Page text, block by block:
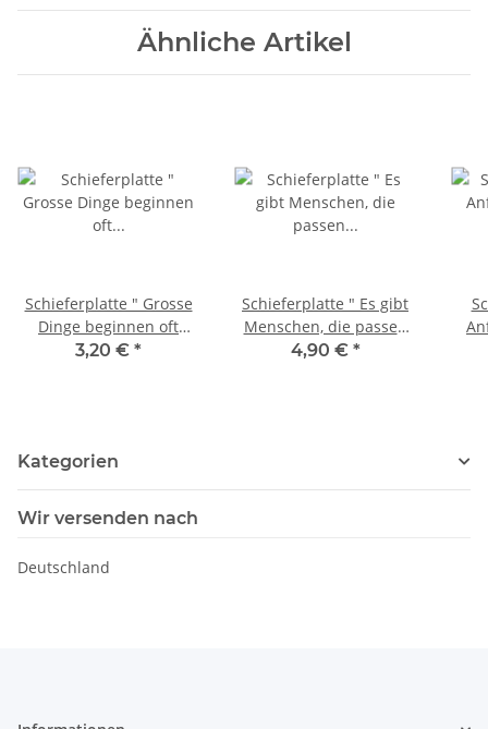
Ähnliche Artikel
Schieferplatte " Grosse
Dinge beginnen oft
Klitzeklein"
3,20 € *
Schieferplatte " Es gibt
Menschen, die passen
perfekt ins Herz"
4,90 € *
Kategorien
Wir versenden nach
Deutschland